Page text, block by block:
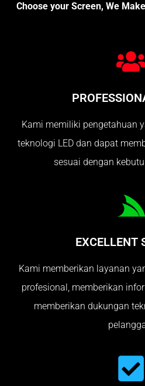
Choose your Screen, We
Kami memiliki pengetahuan
teknologi LED dan dapat
sesuai dengan
EXCELLENT
Kami memberikan layanan
profesional, memberikan
memberikan dukungan